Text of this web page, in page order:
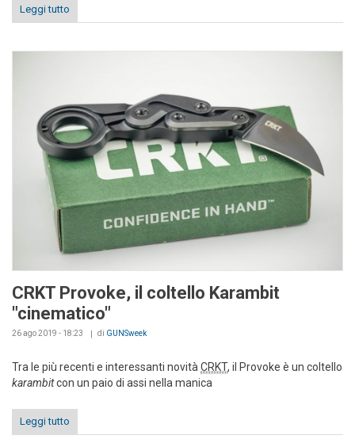
Leggi tutto
CRKT Provoke, il coltello Karambit
"cinematico"
26 ago 2019 - 18:23 di GUNSweek
Tra le più recenti e interessanti novità CRKT, il Provoke è un coltello
karambitcon un paio di assi nella manica
Leggi tutto